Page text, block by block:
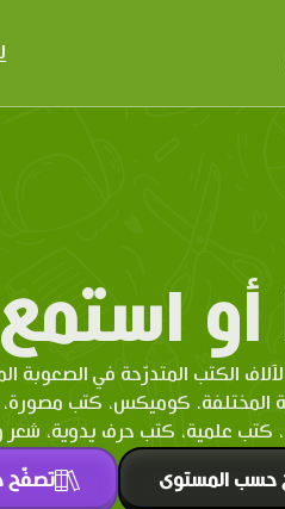
أو استمع
لآلاف الكتب المتدرّحة في الصعوبة
المختلفة. كوميكس، كتب
كتب علمية، كتب حرف يدوية، شعر
حسب المستوى تصفّح